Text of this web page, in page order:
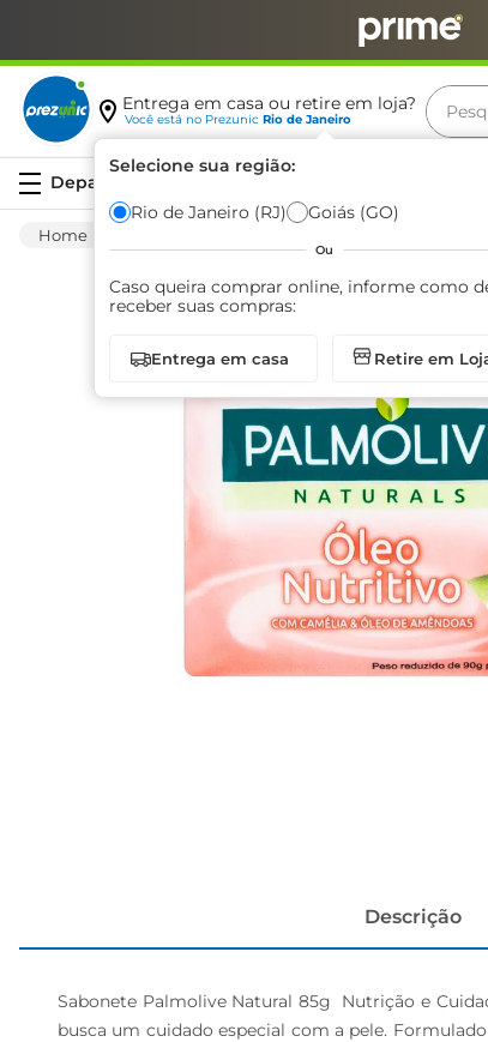
Entrega em casa ou retire em loja?
Você está no Prezunic Rio de Janeiro
Selecione sua região:
Rio de Janeiro (RJ) Goiás (GO)
Ou
Caso queira comprar online, informe como
receber suas compras:
Entrega em casa Retire em
Descrição
Sabonete Palmolive Natural 85g  Nutrição e
busca um cuidado especial com a pele.